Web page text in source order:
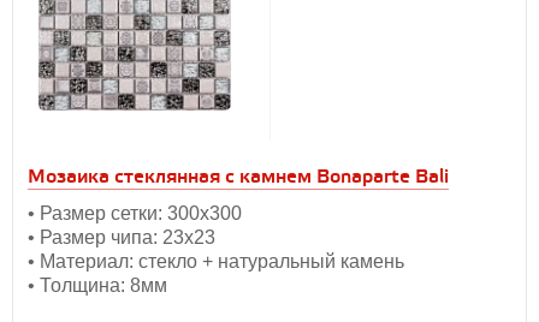
Мозаика стеклянная с камнем Bonaparte Bali
• Размер сетки: 300х300
• Размер чипа: 23х23
• Материал: стекло + натуральный камень
• Толщина: 8мм